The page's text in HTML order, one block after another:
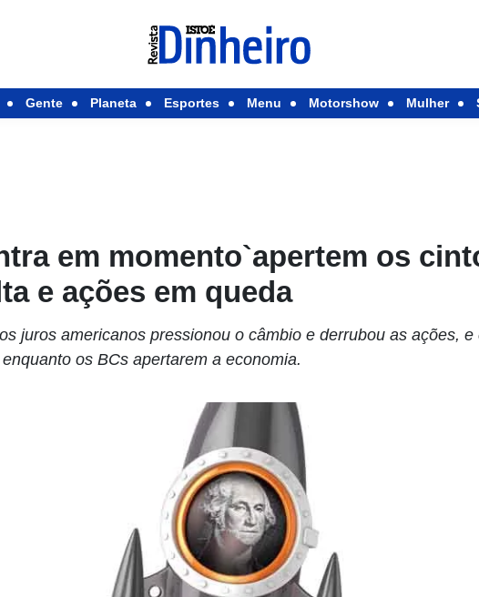
Gente Planeta Esportes Menu Motorshow Mulher
em momento`apertem os
e ações em queda
juros americanos pressionou o câmbio e derrubou as ações,
os BCs apertarem a economia.